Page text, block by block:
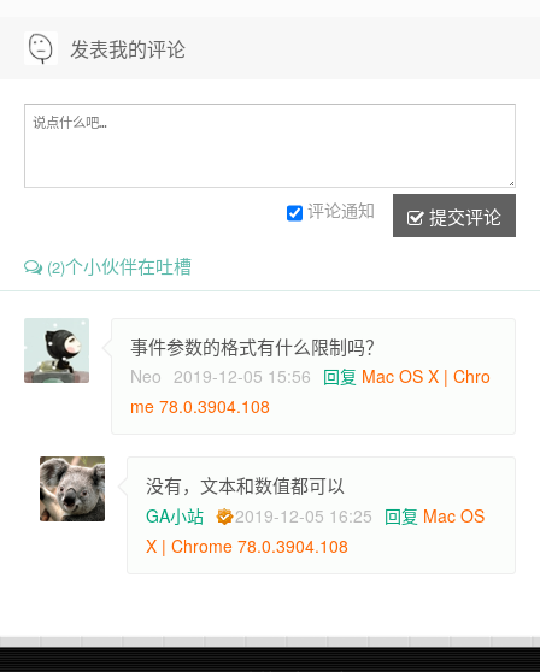
发表我的评论
提交评论
评论通知
(2)个小伙伴在吐槽
事件参数的格式有什么限制吗？
Neo 2019-12-05 15:56 回复 Mac OS X | Chro
me 78.0.3904.108
没有，文本和数值都可以
GA小站 2019-12-05 16:25 回复 Mac OS
X | Chrome 78.0.3904.108